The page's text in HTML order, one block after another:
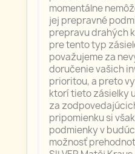
momentálne
jej prepravné
prepravu drahých
pre tento typ
považujeme za
doručenie vašich
prioritou, a preto
ktorí tieto zásielky
za
pripomienku si
podmienky v
možnosť